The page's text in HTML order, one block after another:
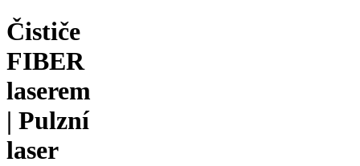
Čističe
FIBER
laserem
| Pulzní
laser